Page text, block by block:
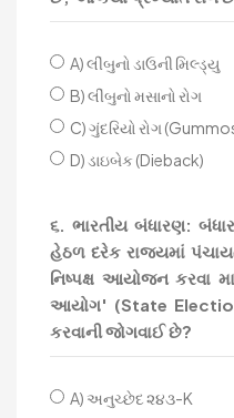
A) લીંબુનો ડાઉની મિલ્ડ્યુ
B) લીંબુનો મસાનો રોગ
C) ગુંદરિયો રોગ
D) ડાઇબેક (Dieback)
૬. ભારતીય બંધારણ:
હેઠળ દરેક રાજ્યમાં
નિષ્પક્ષ આયોજન કરવા
આયોગ' (State
કરવાની જોગવાઈ છે?
A) અનુચ્છેદ ૨૪૩-K